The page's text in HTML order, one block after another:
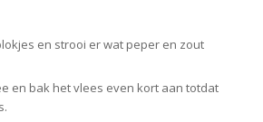
en strooi er wat peper en zout
en bak het vlees even kort aan totdat